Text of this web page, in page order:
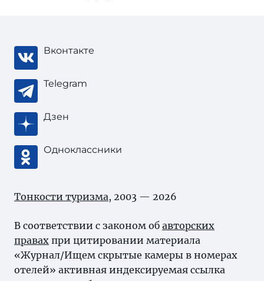
Вконтакте
Telegram
Дзен
Одноклассники
Тонкости туризма, 2003 — 2026
В соответствии с законом об авторских
правах при цитировании материала
«Журнал/Ищем скрытые камеры в номерах
отелей» активная индексируемая ссылка